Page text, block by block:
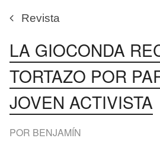
Revista
LA GIOCONDA
TORTAZO POR
JOVEN ACTIVISTA
POR BENJAMÍN